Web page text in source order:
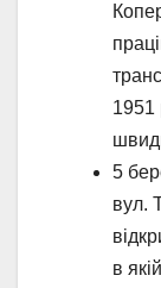
1951
5
вул.
в